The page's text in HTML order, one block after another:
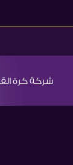
شركة كرة